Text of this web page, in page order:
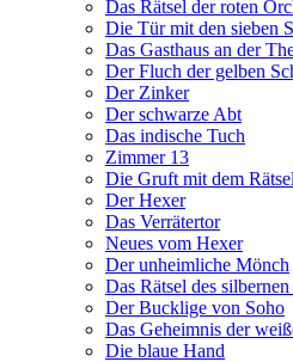
Das Rätsel der roten
Die Tür mit den sieben
Das Gasthaus an der
Der Fluch der gelben
Der Zinker
Der schwarze Abt
Das indische Tuch
Zimmer 13
Die Gruft mit dem
Der Hexer
Das Verrätertor
Neues vom Hexer
Der unheimliche Mönch
Das Rätsel des
Der Bucklige von Soho
Das Geheimnis der
Die blaue Hand